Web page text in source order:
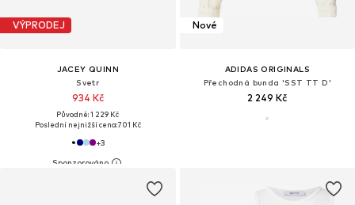
VÝPRODEJ
JACEY QUINN
Svetr
934 Kč
Původně: 1 229 Kč
Poslední nejnižší cena:701 Kč
+3
Nové
ADIDAS ORIGINALS
Přechodná bunda 'SST TT D'
2 249 Kč